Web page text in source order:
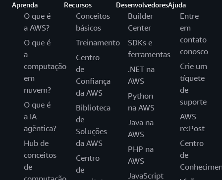
Aprenda
O que é
a AWS?
O que é
a
computação
em
nuvem?
O que é
a IA
agêntica?
Hub de
conceitos
de
Recursos
Conceitos
básicos
Treinamento
Centro
de
Confiança
da AWS
Biblioteca
de
Soluções
da AWS
Centro
de
Desenvolvedores
Builder
Center
SDKs e
ferramentas
.NET na
AWS
Python
na AWS
Java na
AWS
PHP na
AWS
JavaScript
Ajuda
Entre
em
contato
conosco
Crie um
tíquete
de
suporte
AWS
re:Post
Centro
de